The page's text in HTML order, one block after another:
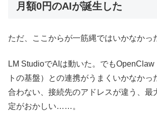
月額0円のAIが誕生した
ただ、ここからが一筋縄ではいかなかっ
LM StudioでAIは動いた。でもOpenClaw
トの基盤）との連携がうまくいかなかっ
合わない、接続先のアドレスが違う、最
定がおかしい……。